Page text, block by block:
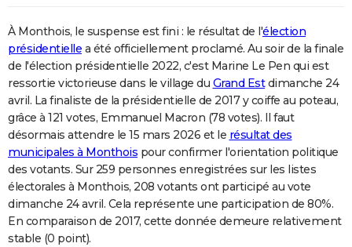
À Monthois, le suspense est fini : le résultat de l'élection
présidentielle a été officiellement proclamé. Au soir de la finale
de l'élection présidentielle 2022, c'est Marine Le Pen qui est
ressortie victorieuse dans le village du Grand Estdimanche 24
avril. La finaliste de la présidentielle de 2017 y coiffe au poteau,
grâce à 121 votes, Emmanuel Macron (78 votes). Il faut
désormais attendre le 15 mars 2026 et le résultat des
municipales à Monthois pour confirmer l'orientation politique
des votants. Sur 259 personnes enregistrées sur les listes
électorales à Monthois, 208 votants ont participé au vote
dimanche 24 avril. Cela représente une participation de 80%.
En comparaison de 2017, cette donnée demeure relativement
stable (0 point).